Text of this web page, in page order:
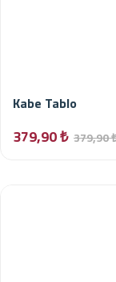
Kabe Tablo
379,90 ₺ 379,90